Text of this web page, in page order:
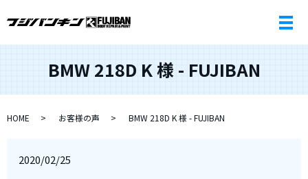
BMW 218D K 様 - FUJIBAN
HOME お客様の声 BMW 218D K 様 - FUJIBAN
2020/02/25